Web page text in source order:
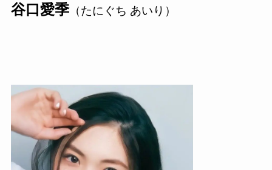
谷口愛季（たにぐち あいり）